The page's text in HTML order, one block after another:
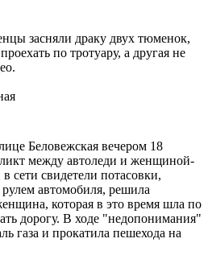
засняли драку двух тюменок,
по тротуару, а другая не
Беловежская вечером 18
между автоледи и женщиной-
сети свидетели потасовки,
автомобиля, решила
которая в это время шла по
дорогу. В ходе "недопонимания"
газа и прокатила пешехода на